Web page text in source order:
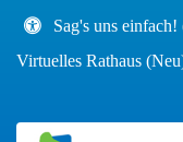
Sag's uns
Virtuelles Rathaus